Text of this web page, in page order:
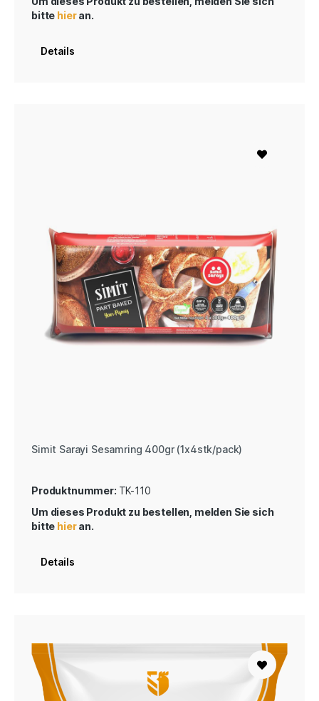
bitte hieran.
Details
Simit Sarayi Sesamring 400gr (1x4stk/pack)
Produktnummer: TK-110
Um dieses Produkt zu bestellen, melden Sie sich
bitte hieran.
Details